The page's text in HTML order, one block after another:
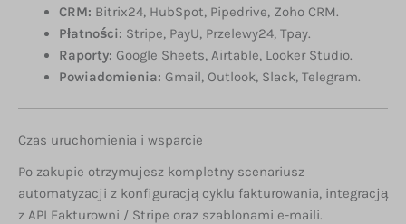
CRM: Bitrix24, HubSpot, Pipedrive, Zoho CRM.
Płatności: Stripe, PayU, Przelewy24, Tpay.
Raporty: Google Sheets, Airtable, Looker Studio.
Powiadomienia: Gmail, Outlook, Slack, Telegram.
Czas uruchomienia i wsparcie
Po zakupie otrzymujesz kompletny scenariusz
automatyzacji z konfiguracją cyklu fakturowania, integracją
z API Fakturowni / Stripe oraz szablonami e-maili.